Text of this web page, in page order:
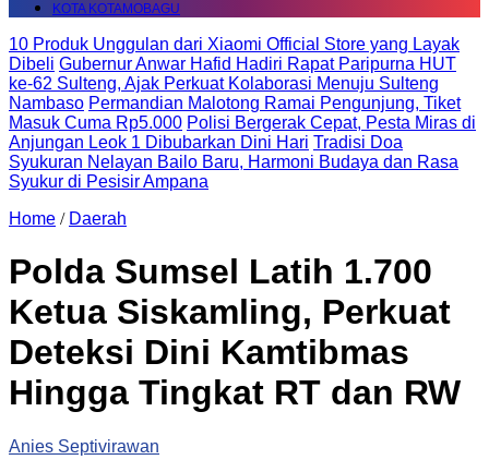
KOTA KOTAMOBAGU
10 Produk Unggulan dari Xiaomi Official Store yang Layak
Dibeli Gubernur Anwar Hafid Hadiri Rapat Paripurna HUT
ke-62 Sulteng, Ajak Perkuat Kolaborasi Menuju Sulteng
Nambaso Permandian Malotong Ramai Pengunjung, Tiket
Masuk Cuma Rp5.000 Polisi Bergerak Cepat, Pesta Miras di
Anjungan Leok 1 Dibubarkan Dini Hari Tradisi Doa
Syukuran Nelayan Bailo Baru, Harmoni Budaya dan Rasa
Syukur di Pesisir Ampana
Home / Daerah
Polda Sumsel Latih 1.700
Ketua Siskamling, Perkuat
Deteksi Dini Kamtibmas
Hingga Tingkat RT dan RW
Anies Septivirawan